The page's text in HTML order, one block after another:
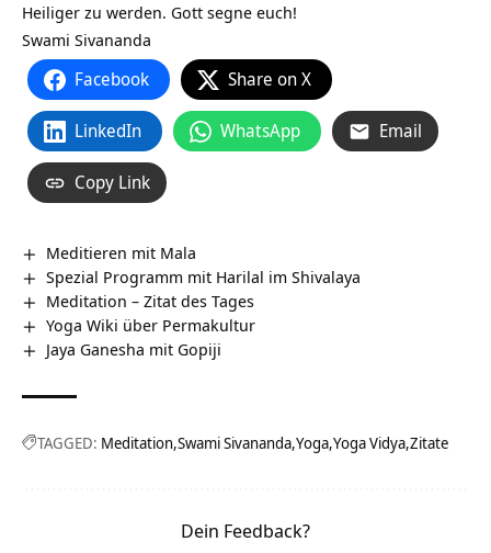
Heiliger zu werden. Gott segne euch!
Swami Sivananda
Facebook Share on X
LinkedIn WhatsApp Email
Copy Link
Meditieren mit Mala
Spezial Programm mit Harilal im Shivalaya
Meditation – Zitat des Tages
Yoga Wiki über Permakultur
Jaya Ganesha mit Gopiji
TAGGED: Meditation Swami Sivananda Yoga Yoga Vidya Zitate
Dein Feedback?